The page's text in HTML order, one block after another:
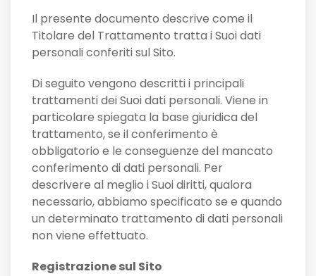
Il presente documento descrive come il
Titolare del Trattamento tratta i Suoi dati
personali conferiti sul Sito.
Di seguito vengono descritti i principali
trattamenti dei Suoi dati personali. Viene in
particolare spiegata la base giuridica del
trattamento, se il conferimento è
obbligatorio e le conseguenze del mancato
conferimento di dati personali. Per
descrivere al meglio i Suoi diritti, qualora
necessario, abbiamo specificato se e quando
un determinato trattamento di dati personali
non viene effettuato.
Registrazione sul Sito